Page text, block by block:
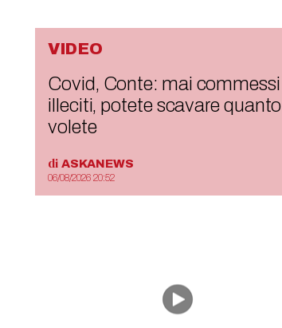
VIDEO
Covid, Conte: mai commessi
illeciti, potete scavare quanto
volete
di ASKANEWS
06/08/2026 20:52